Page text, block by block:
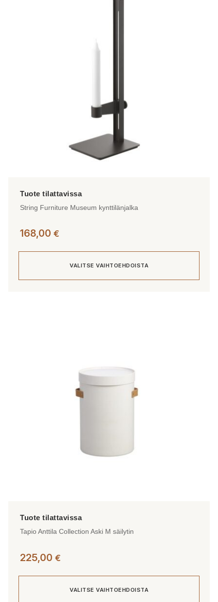
String Furniture Museum kynttilänjalka
168,00 €
VALITSE VAIHTOEHDOISTA
Tapio Anttila Collection Aski M säilytin
225,00 €
VALITSE VAIHTOEHDOISTA